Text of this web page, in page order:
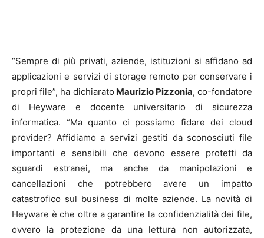
“Sempre di più privati, aziende, istituzioni si affidano ad
applicazioni e servizi di storage remoto per conservare i
propri file”, ha dichiarato Maurizio Pizzonia, co-fondatore
di Heyware e docente universitario di sicurezza
informatica. “Ma quanto ci possiamo fidare dei cloud
provider? Affidiamo a servizi gestiti da sconosciuti file
importanti e sensibili che devono essere protetti da
sguardi estranei, ma anche da manipolazioni e
cancellazioni che potrebbero avere un impatto
catastrofico sul business di molte aziende. La novità di
Heyware è che oltre a garantire la confidenzialità dei file,
ovvero la protezione da una lettura non autorizzata,